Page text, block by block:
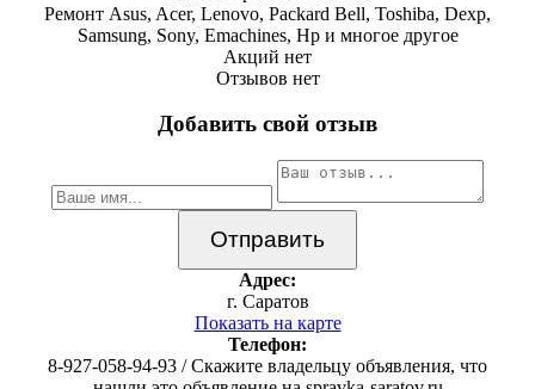
Ремонт Asus, Acer, Lenovo, Packard Bell, Toshiba, Dexp,
Samsung, Sony, Emachines, Hp и многое другое
Акций нет
Отзывов нет
Добавить свой отзыв
Адрес:
г. Саратов
Показать на карте
Телефон:
8-927-058-94-93 / Скажите владельцу объявления, что